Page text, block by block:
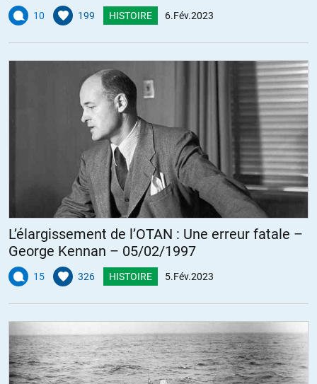
10 199 HISTOIRE 6.Fév.2023
L’élargissement de l’OTAN : Une erreur fatale –
George Kennan – 05/02/1997
15 326 HISTOIRE 5.Fév.2023